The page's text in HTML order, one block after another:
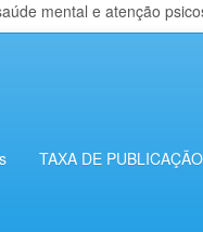
mental e atenção
TAXA DE PUBLICAÇÃO